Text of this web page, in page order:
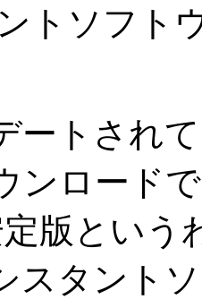
トソフト
ートされ
ンロード
版という
スタント